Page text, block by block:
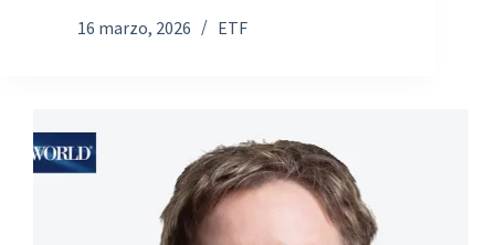
16 marzo, 2026 ETF